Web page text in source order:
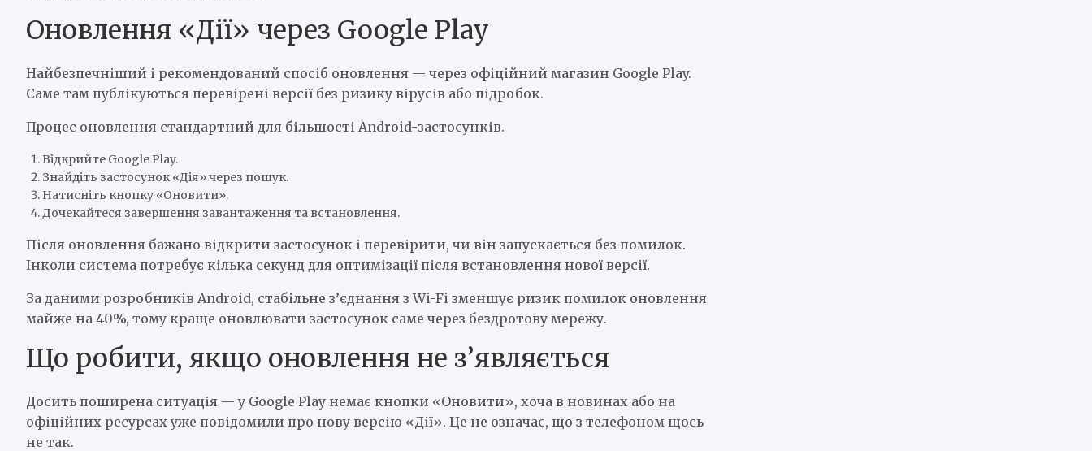
Оновлення «Дії» через Google Play
Найбезпечніший і рекомендований спосіб оновлення — через офіційний магазин Google Play.
Саме там публікуються перевірені версії без ризику вірусів або підробок.
Процес оновлення стандартний для більшості Android-застосунків.
Відкрийте Google Play.
Знайдіть застосунок «Дія» через пошук.
Натисніть кнопку «Оновити».
Дочекайтеся завершення завантаження та встановлення.
Після оновлення бажано відкрити застосунок і перевірити, чи він запускається без помилок.
Інколи система потребує кілька секунд для оптимізації після встановлення нової версії.
За даними розробників Android, стабільне з’єднання з Wi-Fi зменшує ризик помилок оновлення
майже на 40%, тому краще оновлювати застосунок саме через бездротову мережу.
Що робити, якщо оновлення не з’являється
Досить поширена ситуація — у Google Play немає кнопки «Оновити», хоча в новинах або на
офіційних ресурсах уже повідомили про нову версію «Дії». Це не означає, що з телефоном щось
не так.